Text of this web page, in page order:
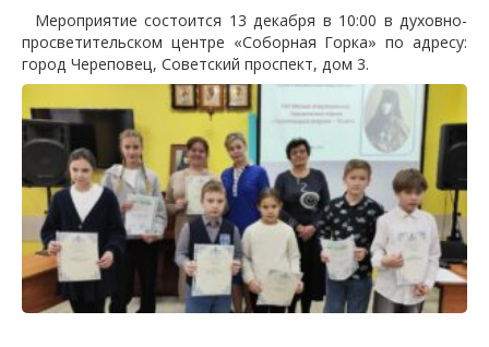
Мероприятие состоится 13 декабря в 10:00 в духовно-
просветительском центре «Соборная Горка» по адресу:
город Череповец, Советский проспект, дом 3.